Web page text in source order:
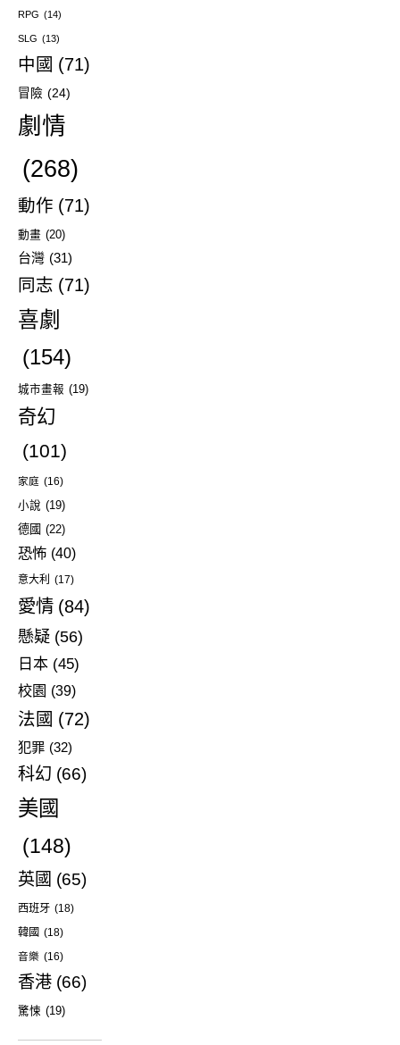
RPG (14)
SLG (13)
中國 (71)
冒險 (24)
劇情
(268)
動作 (71)
動畫 (20)
台灣 (31)
同志 (71)
喜劇
(154)
城市畫報 (19)
奇幻
(101)
家庭 (16)
小說 (19)
德國 (22)
恐怖 (40)
意大利 (17)
愛情 (84)
懸疑 (56)
日本 (45)
校園 (39)
法國 (72)
犯罪 (32)
科幻 (66)
美國
(148)
英國 (65)
西班牙 (18)
韓國 (18)
音樂 (16)
香港 (66)
驚悚 (19)